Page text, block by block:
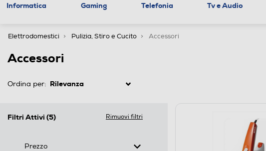
Informatica Gaming Telefonia Tv e Audio
Elettrodomestici Pulizia, Stiro e Cucito Accessori
Accessori
Ordina per:
Filtri Attivi (5) Rimuovi filtri
Prezzo